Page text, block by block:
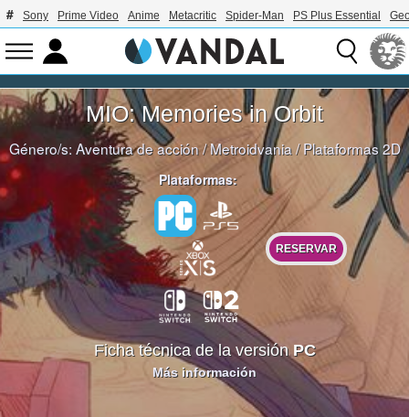
Sony Prime Video Anime Metacritic Spider-Man PS Plus Essential
MIO: Memories in Orbit
Género/s: Aventura de acción/Metroidvania/Plataformas 2D
Plataformas:
RESERVAR
Ficha técnica de la versiónPC
Más información